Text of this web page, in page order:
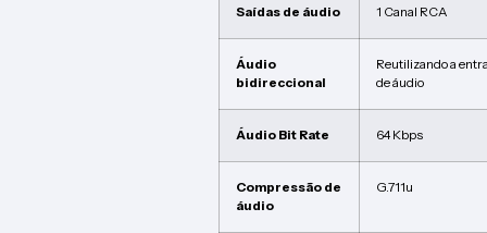
Saídas de áudio 1 Canal RCA
Áudio
bidireccional
Reutilizando a
de áudio
Áudio Bit Rate 64 Kbps
Compressão de
áudio
G.711u